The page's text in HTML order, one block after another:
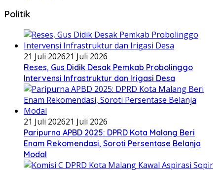
Politik
21 Juli 202621 Juli 2026
Reses, Gus Didik Desak Pemkab Probolinggo
Intervensi Infrastruktur dan Irigasi Desa
21 Juli 202621 Juli 2026
Paripurna APBD 2025: DPRD Kota Malang Beri
Enam Rekomendasi, Soroti Persentase Belanja
Modal